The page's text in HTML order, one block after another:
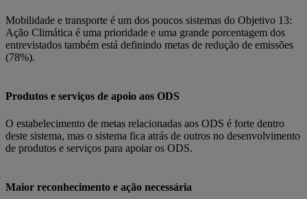
Mobilidade e transporte é um dos poucos sistemas do Objetivo 13:
Ação Climática é uma prioridade e uma grande porcentagem dos
entrevistados também está definindo metas de redução de emissões
(78%).
Produtos e serviços de apoio aos ODS
O estabelecimento de metas relacionadas aos ODS é forte dentro
deste sistema, mas o sistema fica atrás de outros no desenvolvimento
de produtos e serviços para apoiar os ODS.
Maior reconhecimento e ação necessária